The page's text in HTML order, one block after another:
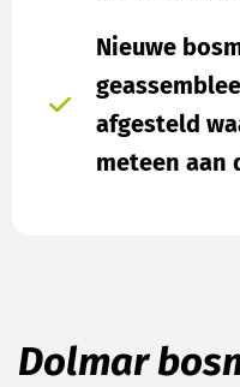
Nieuwe
afgesteld
meteen aan
Dolmar